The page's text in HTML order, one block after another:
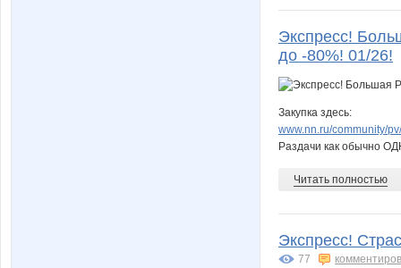
Экспресс!
до -80%! 01/26!
Закупка здесь:
www.nn.ru/community/
Раздачи как обычно
Читать полностью
Экспресс!
77